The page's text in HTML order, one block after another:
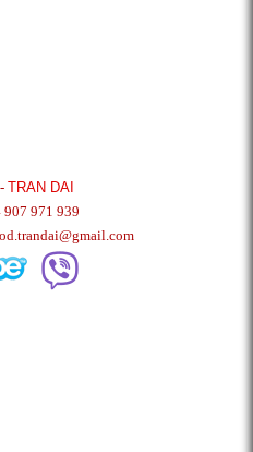
-TRAN DAI
971 939